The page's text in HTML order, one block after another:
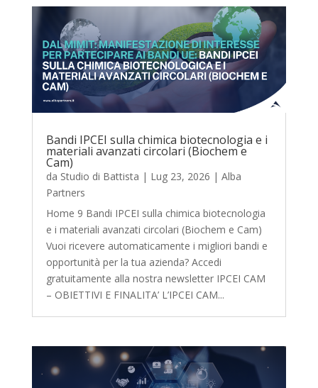
Bandi IPCEI sulla chimica biotecnologia e i
materiali avanzati circolari (Biochem e
Cam)
da Studio di Battista | Lug 23, 2026 | Alba
Partners
Home 9 Bandi IPCEI sulla chimica biotecnologia
e i materiali avanzati circolari (Biochem e Cam)
Vuoi ricevere automaticamente i migliori bandi e
opportunità per la tua azienda? Accedi
gratuitamente alla nostra newsletter IPCEI CAM
– OBIETTIVI E FINALITA’ L’IPCEI CAM...